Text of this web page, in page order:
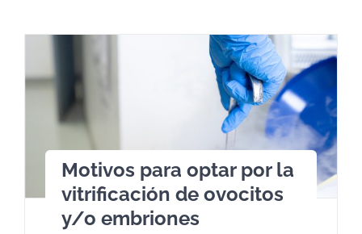
Motivos para optar por la
vitrificación de ovocitos
y/o embriones